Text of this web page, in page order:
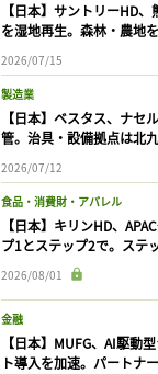
【日本】サントリーHD
を湿地再生。森林・農地
2026/07/15
製造業
【日本】ベスタス、ナセ
管。治具・設備拠点は北
2026/07/12
食品・消費財・アパレル
【日本】キリンHD、
プ1とステップ2で。ステ
2026/08/01
金融
【日本】MUFG、AI駆動
ト導入を加速。パートナ